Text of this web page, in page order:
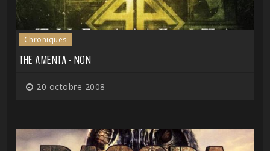
Chroniques
THE AMENTA - NON
20 octobre 2008